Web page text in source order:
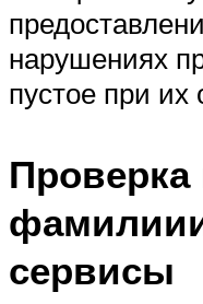
нарушениях
пустое при их
сервисы